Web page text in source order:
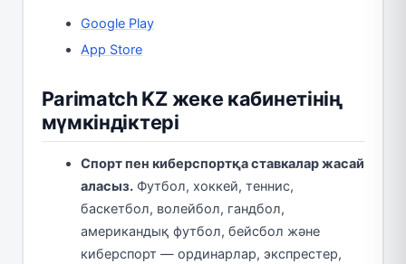
Google Play
App Store
Parimatch KZ жеке кабинетінің
мүмкіндіктері
Спорт пен киберспортқа ставкалар жасай
аласыз. Футбол, хоккей, теннис,
баскетбол, волейбол, гандбол,
американдық футбол, бейсбол және
киберспорт — ординарлар, экспрестер,